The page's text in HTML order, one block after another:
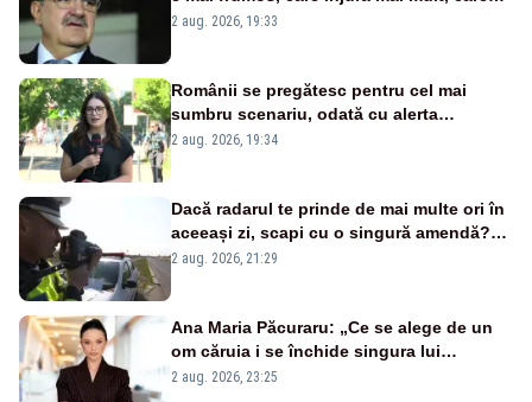
țipă mai tare, ci pe proiecte”
2 aug. 2026, 19:33
Românii se pregătesc pentru cel mai
sumbru scenariu, odată cu alerta
energetică
2 aug. 2026, 19:34
Dacă radarul te prinde de mai multe ori în
aceeași zi, scapi cu o singură amendă?
Ce spune legea
2 aug. 2026, 21:29
Ana Maria Păcuraru: „Ce se alege de un
om căruia i se închide singura lui
portiță?”
2 aug. 2026, 23:25